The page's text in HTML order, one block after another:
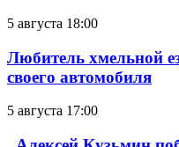
5 августа 18:00
Любитель хмельной
своего автомобиля
5 августа 17:00